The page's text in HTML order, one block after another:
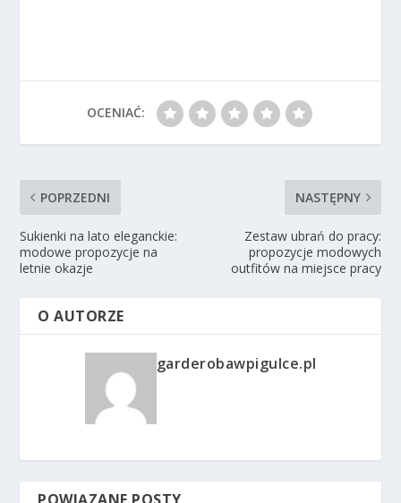
OCENIAĆ:
POPRZEDNI
Sukienki na lato eleganckie:
modowe propozycje na
letnie okazje
NASTĘPNY
Zestaw ubrań do pracy:
propozycje modowych
outfitów na miejsce pracy
O AUTORZE
garderobawpigulce.pl